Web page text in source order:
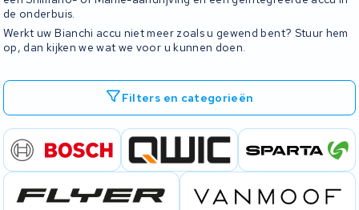
de onderbuis.
Werkt uw Bianchi accu niet meer zoals u gewend bent? Stuur hem
op, dan kijken we wat we voor u kunnen doen.
Filters en categorieën